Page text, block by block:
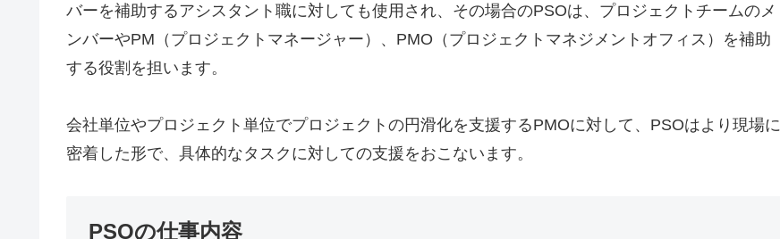
バーを補助するアシスタント職に対しても使用され、その場合のPSOは、プロジェクトチームのメ
ンバーやPM（プロジェクトマネージャー）、PMO（プロジェクトマネジメントオフィス）を補助
する役割を担います。
会社単位やプロジェクト単位でプロジェクトの円滑化を支援するPMOに対して、PSOはより現場に
密着した形で、具体的なタスクに対しての支援をおこないます。
PSOの仕事内容